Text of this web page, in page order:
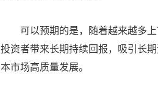
可以预期的是，随着越来越多
投资者带来长期持续回报，吸引长
本市场高质量发展。